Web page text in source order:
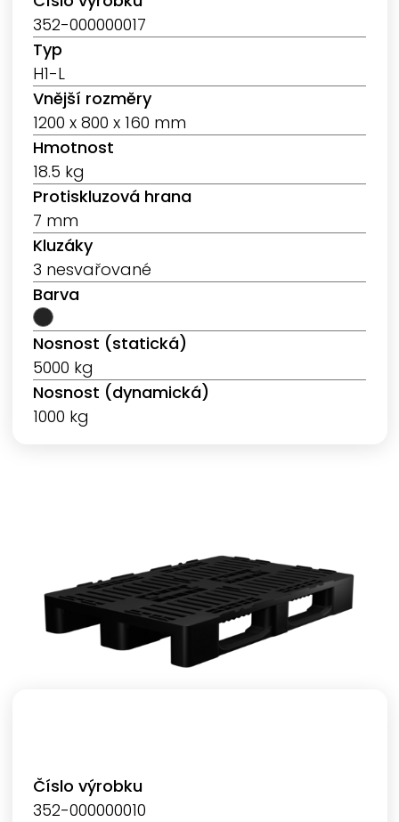
352-000000017
Typ
H1-L
Vnější rozměry
1200 x 800 x 160 mm
Hmotnost
18.5 kg
Protiskluzová hrana
7 mm
Kluzáky
3 nesvařované
Barva
Nosnost (statická)
5000 kg
Nosnost (dynamická)
1000 kg
Číslo výrobku
352-000000010